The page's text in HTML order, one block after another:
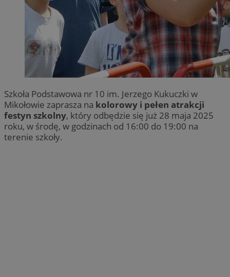
Szkoła Podstawowa nr 10 im. Jerzego Kukuczki w
Mikołowie zaprasza na kolorowy i pełen atrakcji
festyn szkolny, który odbędzie się już 28 maja 2025
roku, w środę, w godzinach od 16:00 do 19:00 na
terenie szkoły.